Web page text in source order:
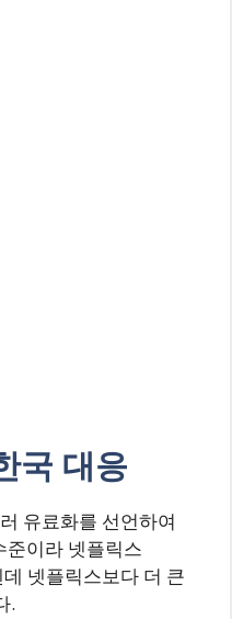
국 대응
유료화를 선언하여
준이라 넷플릭스
넷플릭스보다 더 큰
.